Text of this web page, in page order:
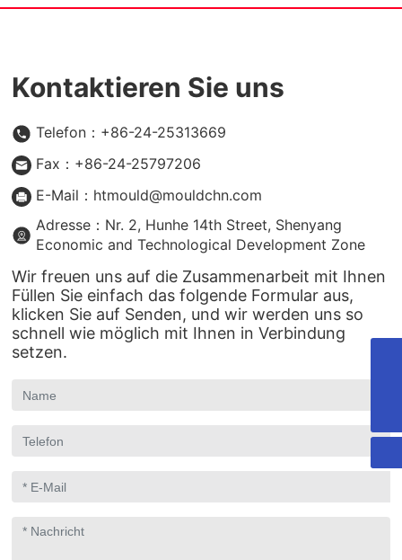
Kontaktieren Sie uns
Telefon：+86-24-25313669
Fax：+86-24-25797206
E-Mail：htmould@mouldchn.com
Adresse：Nr. 2, Hunhe 14th Street, Shenyang
Economic and Technological Development Zone
Wir freuen uns auf die Zusammenarbeit mit Ihnen
Füllen Sie einfach das folgende Formular aus,
klicken Sie auf Senden, und wir werden uns so
schnell wie möglich mit Ihnen in Verbindung
setzen.